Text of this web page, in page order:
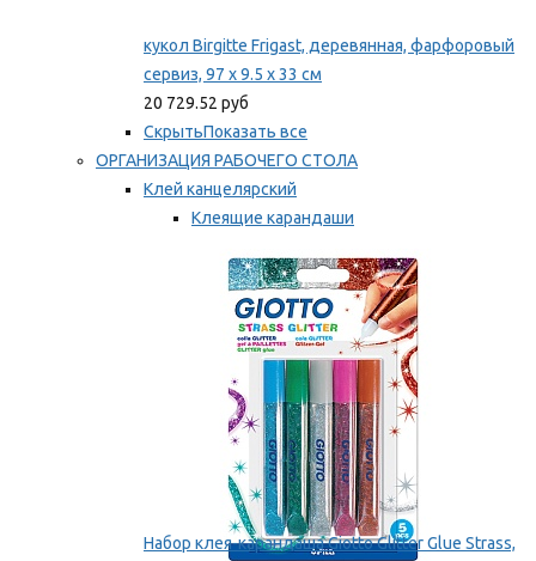
кукол Birgitte Frigast, деревянная, фарфоровый
сервиз, 97 x 9.5 x 33 см
20 729.52 руб
СкрытьПоказать все
ОРГАНИЗАЦИЯ РАБОЧЕГО СТОЛА
Клей канцелярский
Клеящие карандаши
Мы рекомендуем
Набор клея-карандаша Giotto Glitter Glue Strass,